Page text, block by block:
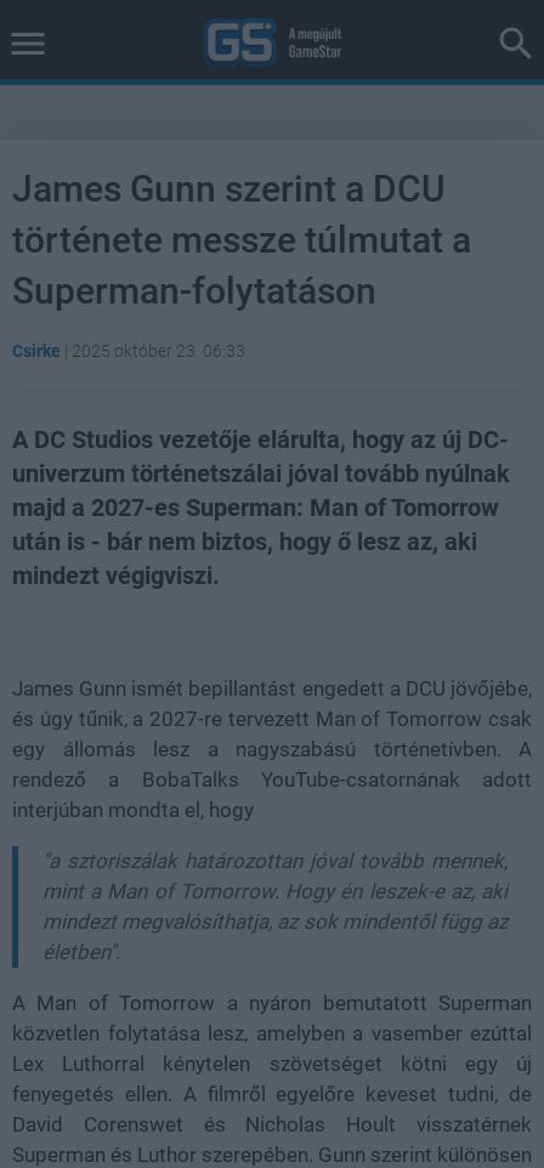
James Gunn szerint a DCU
története messze túlmutat a
Superman-folytatáson
Csirke | 2025 október 23. 06:33
A DC Studios vezetője elárulta, hogy az új DC-
univerzum történetszálai jóval tovább nyúlnak
majd a 2027-es Superman: Man of Tomorrow
után is - bár nem biztos, hogy ő lesz az, aki
mindezt végigviszi.
James Gunn ismét bepillantást engedett a DCU jövőjébe,
és úgy tűnik, a 2027-re tervezett Man of Tomorrow csak
egy állomás lesz a nagyszabású történetívben. A
rendező a BobaTalks YouTube-csatornának adott
interjúban mondta el, hogy
"a sztoriszálak határozottan jóval tovább mennek,
mint a Man of Tomorrow. Hogy én leszek-e az, aki
mindezt megvalósíthatja, az sok mindentől függ az
életben".
A Man of Tomorrow a nyáron bemutatott Superman
közvetlen folytatása lesz, amelyben a vasember ezúttal
Lex Luthorral kénytelen szövetséget kötni egy új
fenyegetés ellen. A filmről egyelőre keveset tudni, de
David Corenswet és Nicholas Hoult visszatérnek
Superman és Luthor szerepében. Gunn szerint különösen